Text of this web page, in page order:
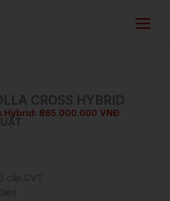
Menu
CROSS HYBRID
Hybrid: 865.000.000 VNĐ
cấp CVT